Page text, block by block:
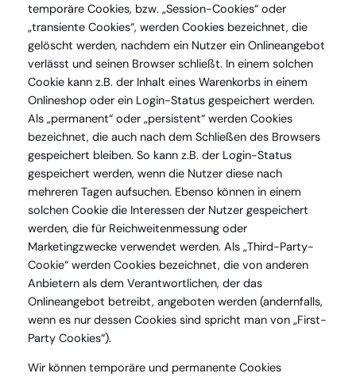
temporäre Cookies, bzw. „Session-Cookies“ oder
„transiente Cookies“, werden Cookies bezeichnet, die
gelöscht werden, nachdem ein Nutzer ein Onlineangebot
verlässt und seinen Browser schließt. In einem solchen
Cookie kann z.B. der Inhalt eines Warenkorbs in einem
Onlineshop oder ein Login-Status gespeichert werden.
Als „permanent“ oder „persistent“ werden Cookies
bezeichnet, die auch nach dem Schließen des Browsers
gespeichert bleiben. So kann z.B. der Login-Status
gespeichert werden, wenn die Nutzer diese nach
mehreren Tagen aufsuchen. Ebenso können in einem
solchen Cookie die Interessen der Nutzer gespeichert
werden, die für Reichweitenmessung oder
Marketingzwecke verwendet werden. Als „Third-Party-
Cookie“ werden Cookies bezeichnet, die von anderen
Anbietern als dem Verantwortlichen, der das
Onlineangebot betreibt, angeboten werden (andernfalls,
wenn es nur dessen Cookies sind spricht man von „First-
Party Cookies“).
Wir können temporäre und permanente Cookies